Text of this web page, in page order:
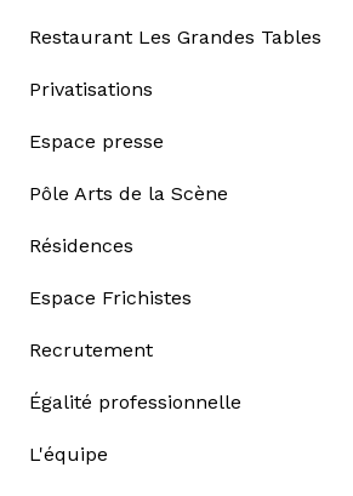
Restaurant Les Grandes Tables
Privatisations
Espace presse
Pôle Arts de la Scène
Résidences
Espace Frichistes
Recrutement
Égalité professionnelle
L'équipe